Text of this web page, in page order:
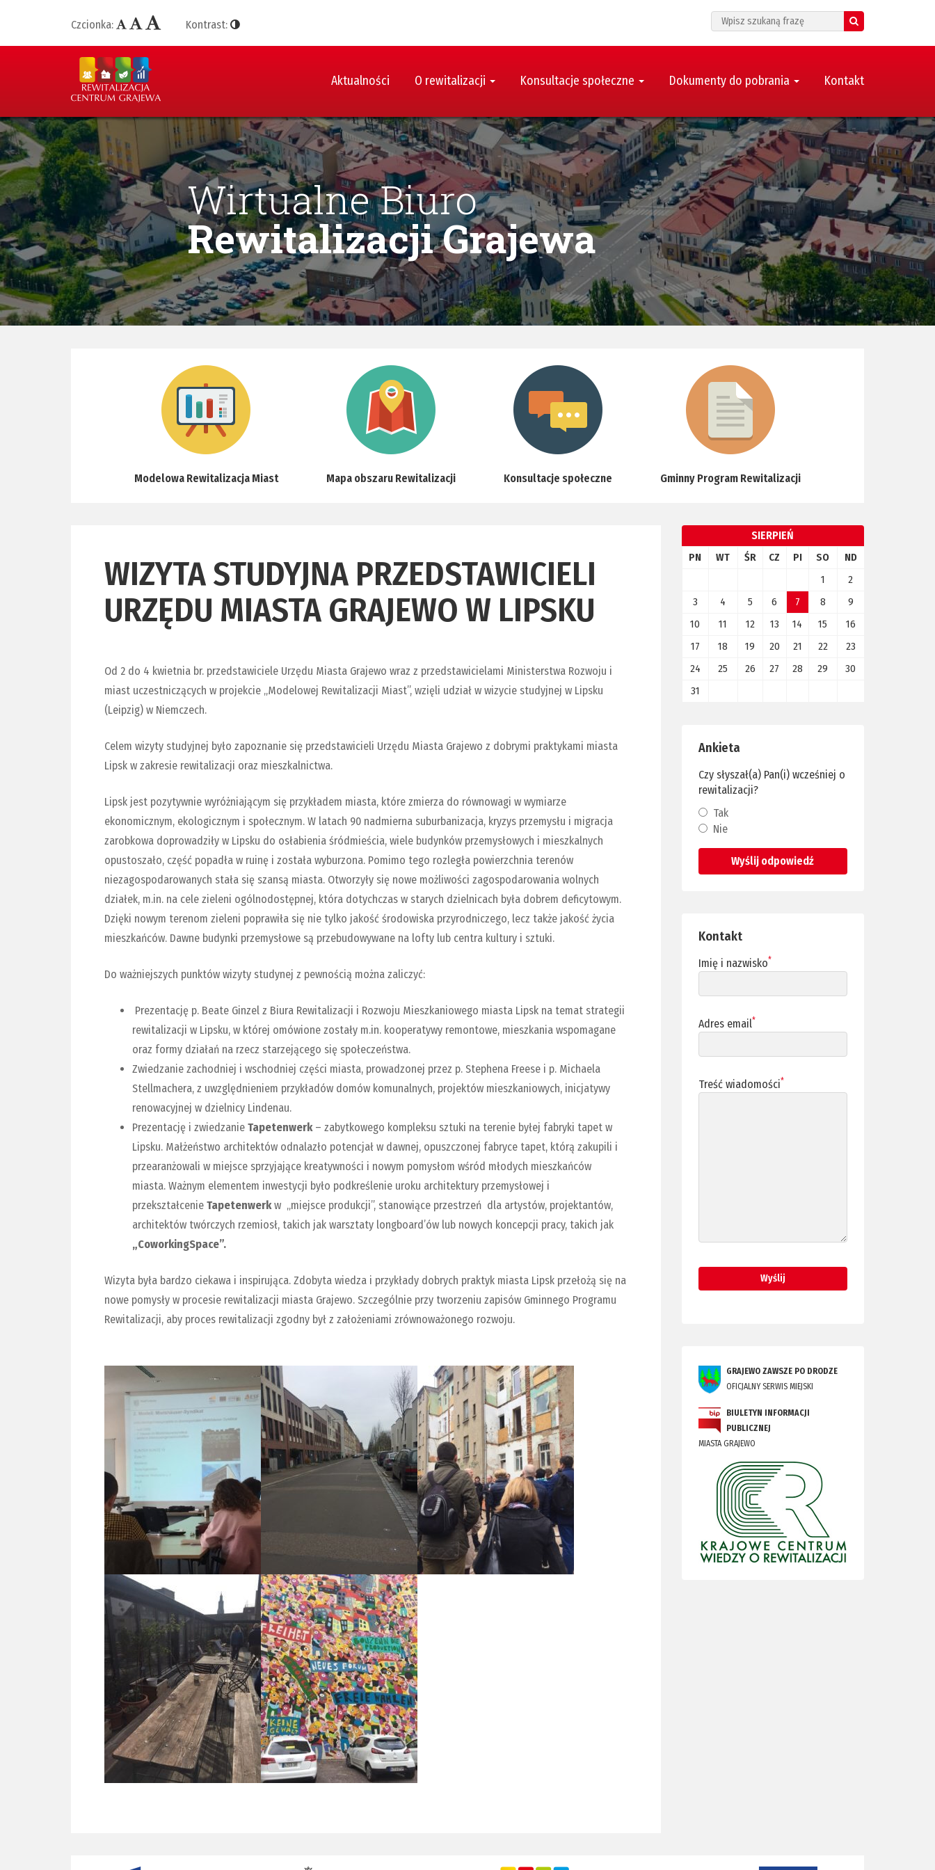
Czcionka: Kontrast:
Search
Aktualności O rewitalizacji Konsultacje społeczne Dokumenty do pobrania Kontakt
Wirtualne Biuro
Rewitalizacji Grajewa
Modelowa Rewitalizacja Miast Mapa obszaru Rewitalizacji Konsultacje społeczne Gminny Program Rewitalizacji
WIZYTA STUDYJNA PRZEDSTAWICIELI
URZĘDU MIASTA GRAJEWO W LIPSKU
Od 2 do 4 kwietnia br. przedstawiciele Urzędu Miasta Grajewo wraz z przedstawicielami Ministerstwa Rozwoju i
miast uczestniczących w projekcie „Modelowej Rewitalizacji Miast”, wzięli udział w wizycie studyjnej w Lipsku
(Leipzig) w Niemczech.
Celem wizyty studyjnej było zapoznanie się przedstawicieli Urzędu Miasta Grajewo z dobrymi praktykami miasta
Lipsk w zakresie rewitalizacji oraz mieszkalnictwa.
Lipsk jest pozytywnie wyróżniającym się przykładem miasta, które zmierza do równowagi w wymiarze
ekonomicznym, ekologicznym i społecznym. W latach 90 nadmierna suburbanizacja, kryzys przemysłu i migracja
zarobkowa doprowadziły w Lipsku do osłabienia śródmieścia, wiele budynków przemysłowych i mieszkalnych
opustoszało, część popadła w ruinę i została wyburzona. Pomimo tego rozległa powierzchnia terenów
niezagospodarowanych stała się szansą miasta. Otworzyły się nowe możliwości zagospodarowania wolnych
działek, m.in. na cele zieleni ogólnodostępnej, która dotychczas w starych dzielnicach była dobrem deficytowym.
Dzięki nowym terenom zieleni poprawiła się nie tylko jakość środowiska przyrodniczego, lecz także jakość życia
mieszkańców. Dawne budynki przemysłowe są przebudowywane na lofty lub centra kultury i sztuki.
Do ważniejszych punktów wizyty studynej z pewnością można zaliczyć:
Prezentację p. Beate Ginzel z Biura Rewitalizacji i Rozwoju Mieszkaniowego miasta Lipsk na temat strategii
rewitalizacji w Lipsku, w której omówione zostały m.in. kooperatywy remontowe, mieszkania wspomagane
oraz formy działań na rzecz starzejącego się społeczeństwa.
Zwiedzanie zachodniej i wschodniej części miasta, prowadzonej przez p. Stephena Freese i p. Michaela
Stellmachera, z uwzględnieniem przykładów domów komunalnych, projektów mieszkaniowych, inicjatywy
renowacyjnej w dzielnicy Lindenau.
Prezentację i zwiedzanie Tapetenwerk– zabytkowego kompleksu sztuki na terenie byłej fabryki tapet w
Lipsku. Małżeństwo architektów odnalazło potencjał w dawnej, opuszczonej fabryce tapet, którą zakupili i
przearanżowali w miejsce sprzyjające kreatywności i nowym pomysłom wśród młodych mieszkańców
miasta. Ważnym elementem inwestycji było podkreślenie uroku architektury przemysłowej i
przekształcenie Tapetenwerkw „miejsce produkcji”, stanowiące przestrzeń dla artystów, projektantów,
architektów twórczych rzemiosł, takich jak warsztaty longboard’ów lub nowych koncepcji pracy, takich jak
„CoworkingSpace”.
Wizyta była bardzo ciekawa i inspirująca. Zdobyta wiedza i przykłady dobrych praktyk miasta Lipsk przełożą się na
nowe pomysły w procesie rewitalizacji miasta Grajewo. Szczególnie przy tworzeniu zapisów Gminnego Programu
Rewitalizacji, aby proces rewitalizacji zgodny był z założeniami zrównoważonego rozwoju.
SIERPIEŃ
PN WT ŚR CZ PI SO
ND
1
2
3
4 5 6 7 8
9
10
11 12 13 14 15
16
17
18 19 20 21 22
23
24
25 26 27 28 29
30
31
Ankieta
Czy słyszał(a) Pan(i) wcześniej o
rewitalizacji?
Tak
Nie
Wyślij odpowiedź
Kontakt
Imię i nazwisko*
Adres email*
Treść wiadomości*
GRAJEWO ZAWSZE PO DRODZE
OFICJALNY SERWIS MIEJSKI
BIULETYN INFORMACJI
PUBLICZNEJ
MIASTA GRAJEWO